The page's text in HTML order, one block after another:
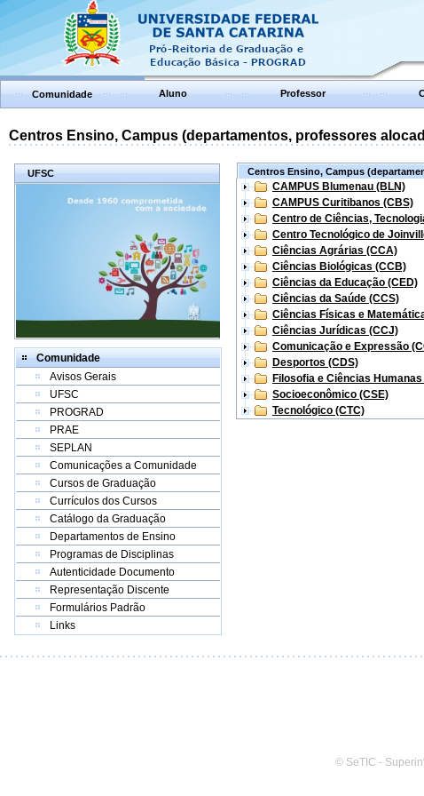
Comunidade Aluno Professor
Centros Ensino, Campus (departamentos, professores
UFSC
Comunidade
Avisos Gerais
UFSC
PROGRAD
PRAE
SEPLAN
Comunicações a Comunidade
Cursos de Graduação
Currículos dos Cursos
Catálogo da Graduação
Departamentos de Ensino
Programas de Disciplinas
Autenticidade Documento
Representação Discente
Formulários Padrão
Links
Centros Ensino, Campus
CAMPUS Blumenau (BLN)
CAMPUS Curitibanos (CBS)
Centro de Ciências,
Centro Tecnológico de
Ciências Agrárias (CCA)
Ciências Biológicas (CCB)
Ciências da Educação (CED)
Ciências da Saúde (CCS)
Ciências Físicas e
Ciências Jurídicas (CCJ)
Comunicação e Expressão
Desportos (CDS)
Filosofia e Ciências Humanas
Socioeconômico (CSE)
Tecnológico (CTC)
© SeTIC -